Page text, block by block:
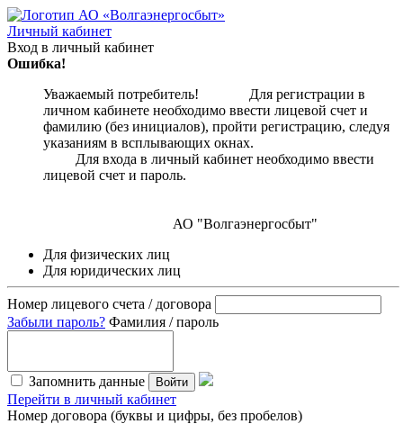
Личный кабинет
Вход в личный кабинет
Ошибка!
Уважаемый потребитель! Для регистрации в
личном кабинете необходимо ввести лицевой счет и
фамилию (без инициалов), пройти регистрацию, следуя
указаниям в всплывающих окнах.
Для входа в личный кабинет необходимо ввести
лицевой счет и пароль.
АО "Волгаэнергосбыт"
Для физических лиц
Для юридических лиц
Номер лицевого счета / договора
Забыли пароль? Фамилия / пароль
Запомнить данные Войти
Перейти в личный кабинет
Номер договора (буквы и цифры, без пробелов)